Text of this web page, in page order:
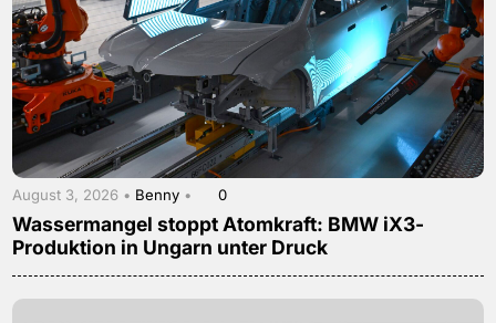
August 3, 2026 • Benny • 0
Wassermangel stoppt Atomkraft: BMW iX3-
Produktion in Ungarn unter Druck